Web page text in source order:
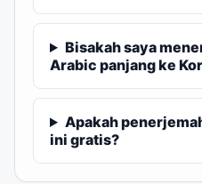
Bisakah saya
Arabic panjang ke
Apakah
ini gratis?